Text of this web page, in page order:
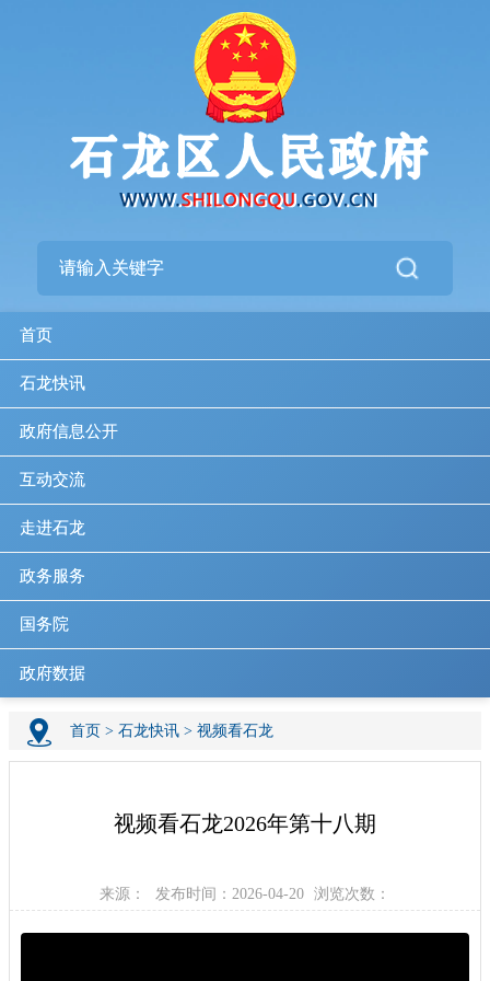
首页
石龙快讯
政府信息公开
互动交流
走进石龙
政务服务
国务院
政府数据
首页 > 石龙快讯 > 视频看石龙
视频看石龙2026年第十八期
来源： 发布时间：2026-04-20 浏览次数：